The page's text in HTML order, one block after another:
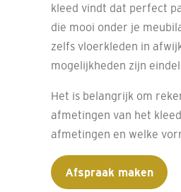
kleed vindt dat perfect
die mooi onder je
zelfs vloerkleden in
mogelijkheden zijn
Het is belangrijk om
afmetingen van het
afmetingen en welke
Afspraak maken